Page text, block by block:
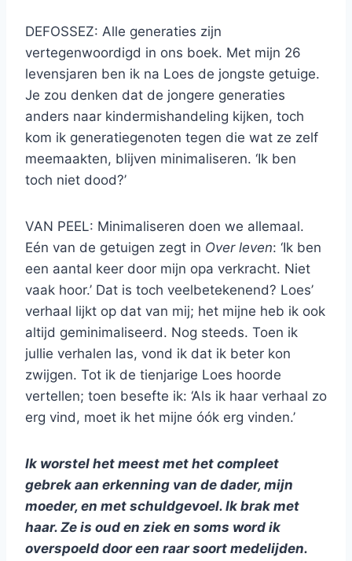
DEFOSSEZ: Alle generaties zijn
vertegenwoordigd in ons boek. Met mijn 26
levensjaren ben ik na Loes de jongste getuige.
Je zou denken dat de jongere generaties
anders naar kindermishandeling kijken, toch
kom ik generatiegenoten tegen die wat ze zelf
meemaakten, blijven minimaliseren. ‘Ik ben
toch niet dood?’
VAN PEEL: Minimaliseren doen we allemaal.
Eén van de getuigen zegt in Over leven: ‘Ik ben
een aantal keer door mijn opa verkracht. Niet
vaak hoor.’ Dat is toch veelbetekenend? Loes’
verhaal lijkt op dat van mij; het mijne heb ik ook
altijd geminimaliseerd. Nog steeds. Toen ik
jullie verhalen las, vond ik dat ik beter kon
zwijgen. Tot ik de tienjarige Loes hoorde
vertellen; toen besefte ik: ‘Als ik haar verhaal zo
erg vind, moet ik het mijne óók erg vinden.’
Ik worstel het meest met het compleet
gebrek aan erkenning van de dader, mijn
moeder, en met schuldgevoel. Ik brak met
haar. Ze is oud en ziek en soms word ik
overspoeld door een raar soort medelijden.